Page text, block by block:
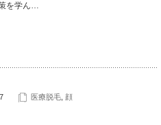
を学ん…
医療脱毛 顔